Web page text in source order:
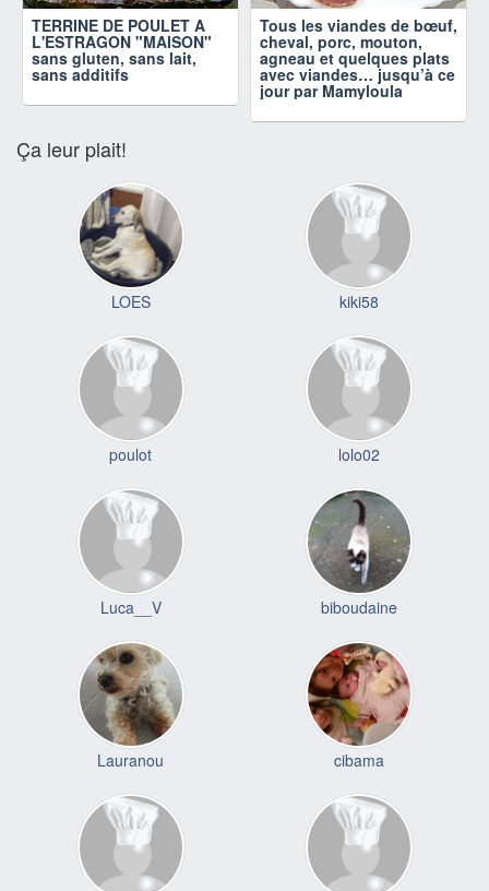
TERRINE DE POULET A
L'ESTRAGON "MAISON"
sans gluten, sans lait,
sans additifs
Tous les viandes de bœuf,
cheval, porc, mouton,
agneau et quelques plats
avec viandes… jusqu’à ce
jour par Mamyloula
Ça leur plait!
LOES kiki58
poulot lolo02
Luca__V biboudaine
Lauranou cibama